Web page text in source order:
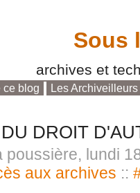
Sous
archives et
ce blog
Les Archiveilleurs
DROIT
poussière, lundi
aux archives ::